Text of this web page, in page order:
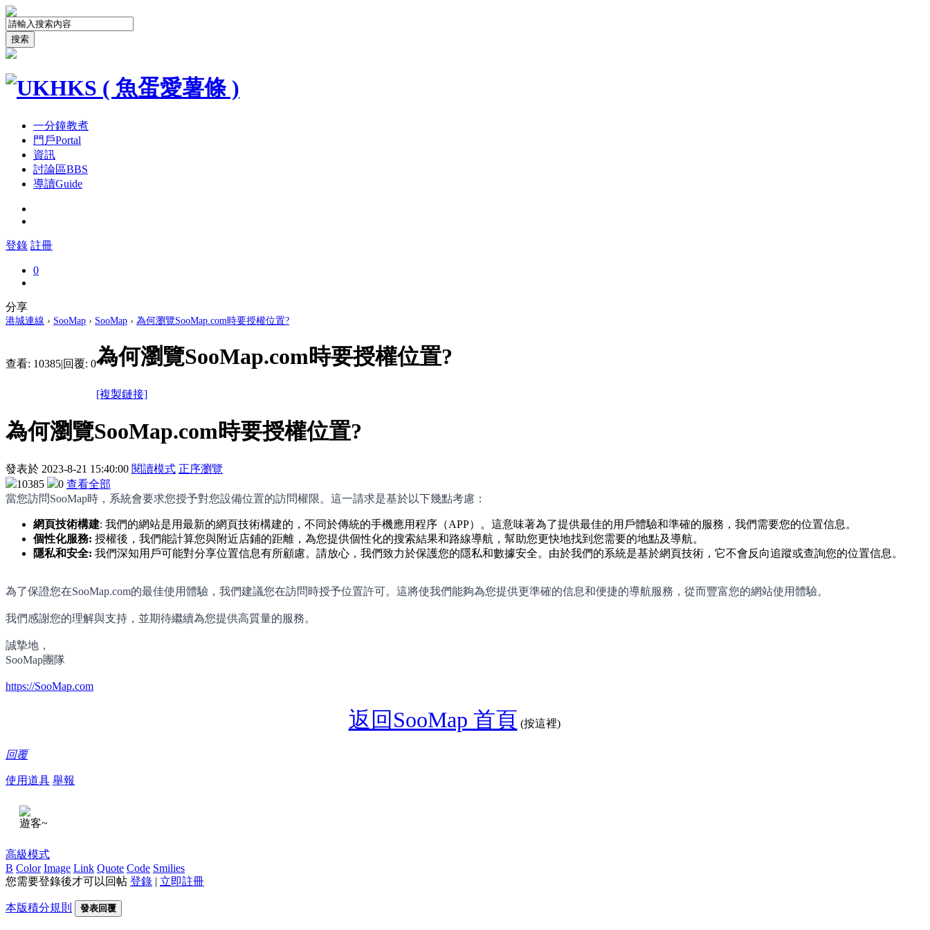
搜索
一分鐘教煮
門戶Portal
資訊
討論區BBS
導讀Guide
登錄 註冊
0
分享
港城連線 › SooMap › SooMap › 為何瀏覽SooMap.com時要授權位置?
查看: 10385|回覆: 0為何瀏覽SooMap.com時要授權位置?
[複製鏈接]
為何瀏覽SooMap.com時要授權位置?
發表於 2023-8-21 15:40:00 閱讀模式 正序瀏覽
10385
0 查看全部
當您訪問SooMap時，系統會要求您授予對您設備位置的訪問權限。這一請求是基於以下幾點考慮：
網頁技術構建: 我們的網站是用最新的網頁技術構建的，不同於傳統的手機應用程序（APP）。這意味著為了提供最佳的用戶體驗和準確的服務，我們需要您的位置信息。
個性化服務: 授權後，我們能計算您與附近店鋪的距離，為您提供個性化的搜索結果和路線導航，幫助您更快地找到您需要的地點及導航。
隱私和安全: 我們深知用戶可能對分享位置信息有所顧慮。請放心，我們致力於保護您的隱私和數據安全。由於我們的系統是基於網頁技術，它不會反向追蹤或查詢您的位置信息。
為了保證您在SooMap.com的最佳使用體驗，我們建議您在訪問時授予位置許可。這將使我們能夠為您提供更準確的信息和便捷的導航服務，從而豐富您的網站使用體驗。
我們感謝您的理解與支持，並期待繼續為您提供高質量的服務。
誠摯地，
SooMap團隊
https://SooMap.com
返回SooMap 首頁 (按這裡)
回覆
使用道具 舉報
遊客~
高級模式
B Color Image Link Quote Code Smilies
您需要登錄後才可以回帖 登錄 | 立即註冊
本版積分規則 發表回覆